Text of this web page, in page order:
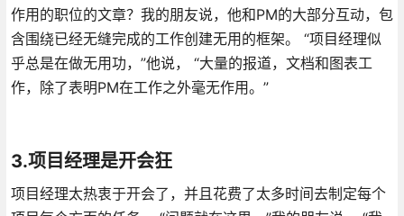
作用的职位的文章？我的朋友说，他和PM的大部分互动，包
含围绕已经无缝完成的工作创建无用的框架。 “项目经理似
乎总是在做无用功，”他说， “大量的报道，文档和图表工
作，除了表明PM在工作之外毫无作用。”
3.项目经理是开会狂
项目经理太热衷于开会了，并且花费了太多时间去制定每个